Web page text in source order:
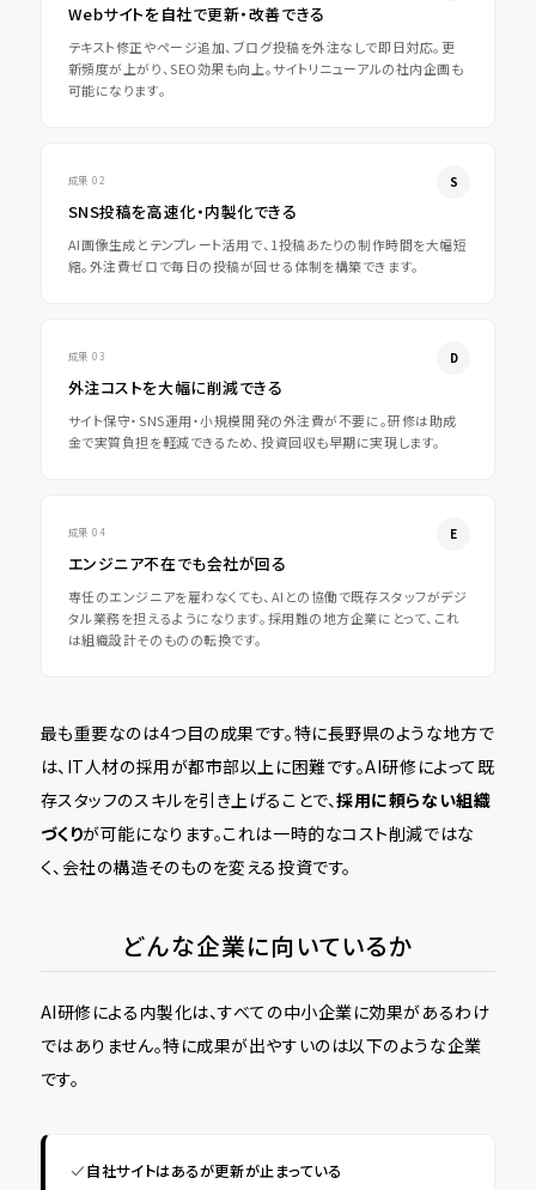
Webサイトを自社で更新・改善できる
テキスト修正やページ追加、ブログ投稿を外注なしで即日対応。更
新頻度が上がり、SEO効果も向上。サイトリニューアルの社内企画も
可能になります。
成果 02
SNS投稿を高速化・内製化できる
AI画像生成とテンプレート活用で、1投稿あたりの制作時間を大幅短
縮。外注費ゼロで毎日の投稿が回せる体制を構築できます。
成果 03
外注コストを大幅に削減できる
サイト保守・SNS運用・小規模開発の外注費が不要に。研修は助成
金で実質負担を軽減できるため、投資回収も早期に実現します。
成果 04
エンジニア不在でも会社が回る
専任のエンジニアを雇わなくても、AIとの協働で既存スタッフがデジ
タル業務を担えるようになります。採用難の地方企業にとって、これ
は組織設計そのものの転換です。
最も重要なのは4つ目の成果です。特に長野県のような地方で
は、IT人材の採用が都市部以上に困難です。AI研修によって既
存スタッフのスキルを引き上げることで、採用に頼らない組織
づくりが可能になります。これは一時的なコスト削減ではな
く、会社の構造そのものを変える投資です。
どんな企業に向いているか
AI研修による内製化は、すべての中小企業に効果があるわけ
ではありません。特に成果が出やすいのは以下のような企業
です。
自社サイトはあるが更新が止まっている